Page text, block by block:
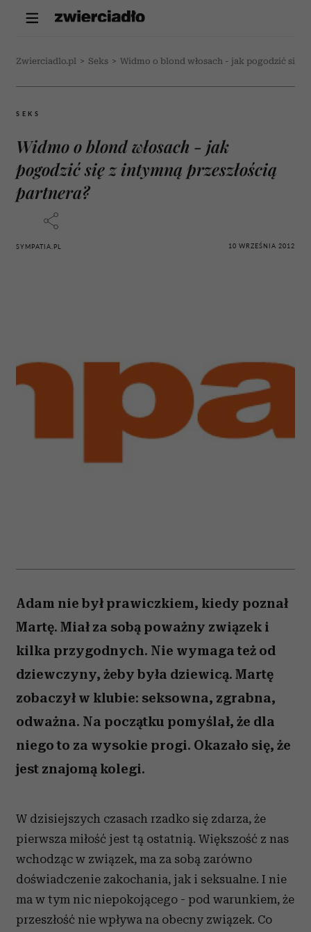
Zwierciadlo.pl > Seks > Widmo o blond włosach - jak pogodzić się z
SEKS
Widmo o blond włosach - jak
pogodzić się z intymną przeszłością
partnera?
SYMPATIA.PL 10 WRZEŚNIA 2012
Adam nie był prawiczkiem, kiedy poznał
Martę. Miał za sobą poważny związek i
kilka przygodnych. Nie wymaga też od
dziewczyny, żeby była dziewicą. Martę
zobaczył w klubie: seksowna, zgrabna,
odważna. Na początku pomyślał, że dla
niego to za wysokie progi. Okazało się, że
jest znajomą kolegi.
W dzisiejszych czasach rzadko się zdarza, że
pierwsza miłość jest tą ostatnią. Większość z nas
wchodząc w związek, ma za sobą zarówno
doświadczenie zakochania, jak i seksualne. I nie
ma w tym nic niepokojącego - pod warunkiem, że
przeszłość nie wpływa na obecny związek. Co